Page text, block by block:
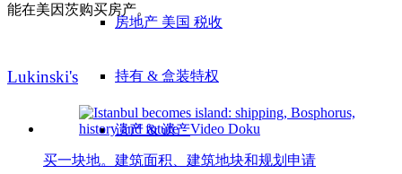
房地产 美国 税收
持有 & 盒装特权
遗产 & 遗产
能在美因茨购买房产。
Lukinski's
买一块地。建筑面积、建筑地块和规划申请